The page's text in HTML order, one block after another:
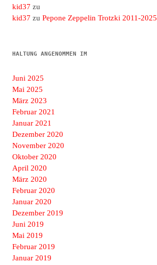
kid37 zu
kid37 zu Pepone Zeppelin Trotzki 2011-2025
HALTUNG ANGENOMMEN IM
Juni 2025
Mai 2025
März 2023
Februar 2021
Januar 2021
Dezember 2020
November 2020
Oktober 2020
April 2020
März 2020
Februar 2020
Januar 2020
Dezember 2019
Juni 2019
Mai 2019
Februar 2019
Januar 2019